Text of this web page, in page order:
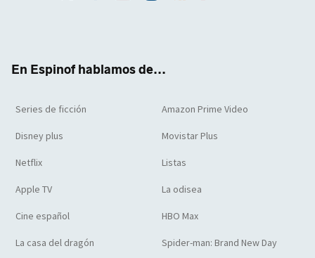
En Espinof hablamos de...
Series de ficción Amazon Prime Video
Disney plus Movistar Plus
Netflix Listas
Apple TV La odisea
Cine español HBO Max
La casa del dragón Spider-man: Brand New Day